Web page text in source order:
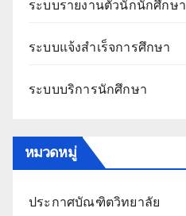
ระบบรายงานตัวนักนักศึกษา
ระบบแจ้งสำเร็จการศึกษา
ระบบบริการนักศึกษา
หมวดหมู่
ประกาศบัณฑิตวิทยาลัย